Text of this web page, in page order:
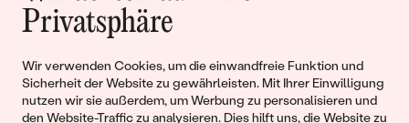
Privatsphäre
Wir verwenden Cookies, um die einwandfreie Funktion und
Sicherheit der Website zu gewährleisten. Mit Ihrer Einwilligung
nutzen wir sie außerdem, um Werbung zu personalisieren und
den Website-Traffic zu analysieren. Dies hilft uns, die Website zu
Geschichten von Schönheit und
Liebe
Begleiten Sie uns!